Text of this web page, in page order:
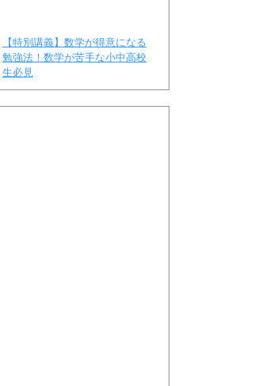
【特別講義】数学が得意になる
勉強法！数学が苦手な小中高校
生必見